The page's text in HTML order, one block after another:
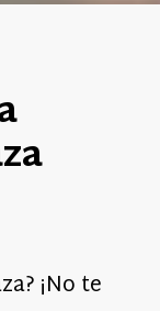
¡No te